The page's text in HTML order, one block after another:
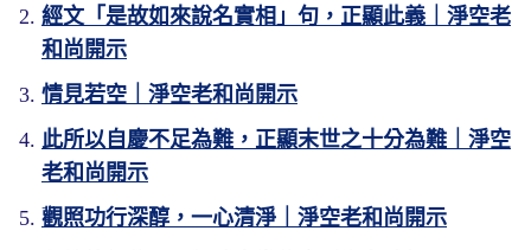
經文「是故如來說名實相」句，正顯此義｜淨空老
和尚開示
情見若空｜淨空老和尚開示
此所以自慶不足為難，正顯末世之十分為難｜淨空
老和尚開示
觀照功行深醇，一心清淨｜淨空老和尚開示